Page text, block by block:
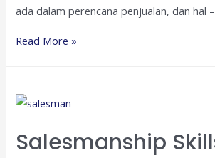
ada dalam perencana penjualan, dan hal
Effective
and
for
Read More »
Salesmanship